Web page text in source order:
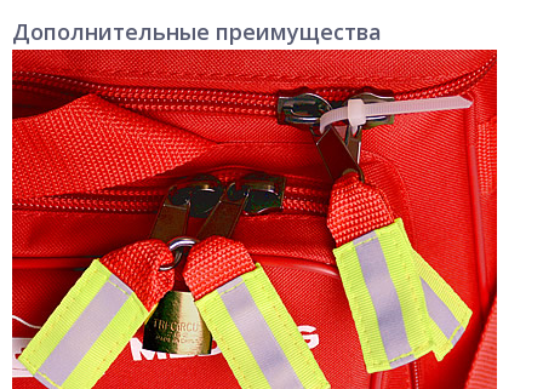
Дополнительные преимущества